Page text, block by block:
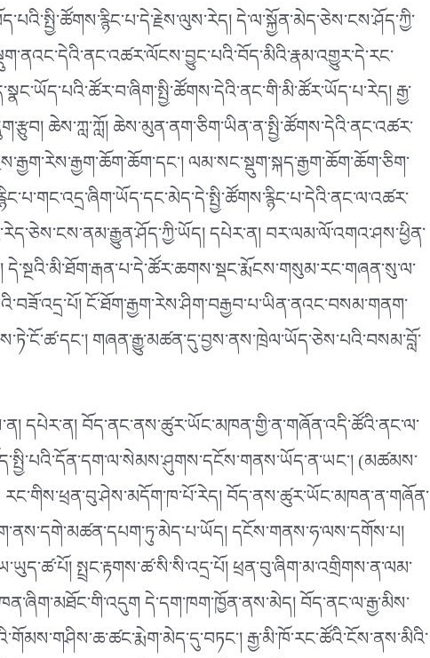
དེ་ལ་སྐྱོན་མེད་ཅེས་ངས་ཤོད་ཀྱི་
རྒྱ་
ཆེས་ཀླ་ཀློ། ཆེས་མུན་ནག་ཅིག་ཡིན་ན་སྤྱི་ཚོགས་དེའི་ནང་འཚར་
ལམ་སང་སྡུག་སྐད་རྒྱག་ཆོག་ཆོག་ཅིག་
དཔེར་ན། བར་ལམ་ལོ་འགའ་ཤས་ཕྱིན་
ངོ་ཐོག་རྒྱག་རེས་ཤིག་བརྒྱབ་པ་ཡིན་ནའང་བསམ་གནག་
གཞན་རྒྱུ་མཚན་དུ་བྱས་ནས་ཁྲེལ་ཡོད་ཅེས་པའི་བསམ་བློ་
དཔེར་ན། བོད་ནང་ནས་ཚུར་ཡོང་མཁན་གྱི་ན་གཞོན་འདི་ཚོའི་ནང་ལ་
(མཚམས་
བོད་ནས་ཚུར་ཡོང་མཁན་ན་གཞོན་
དངོས་གནས་ཧ་ལས་དགོས་པ།
སྤྲང་རྟགས་ཚ་སི་སི་འདྲ་པོ། ཕྲན་བུ་ཞིག་མ་འགྲིགས་ན་ལམ་
དེ་དག་ཁག་ཁྱོན་ནས་མེད། བོད་ནང་ལ་རྒྱ་མིས་
རྒྱ་མི་ཁོ་རང་ཚོའི་ངོས་ནས་མིའི་